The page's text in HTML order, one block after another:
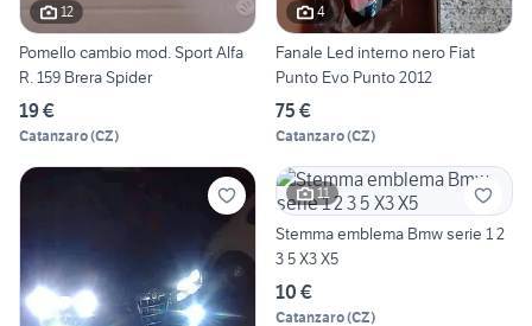
12
Pomello cambio mod. Sport Alfa
R. 159 Brera Spider
19 €
Catanzaro(CZ)
4
Fanale Led interno nero Fiat
Punto Evo Punto 2012
75 €
Catanzaro(CZ)
11
Stemma emblema Bmw serie 1 2
3 5 X3 X5
10 €
Catanzaro(CZ)